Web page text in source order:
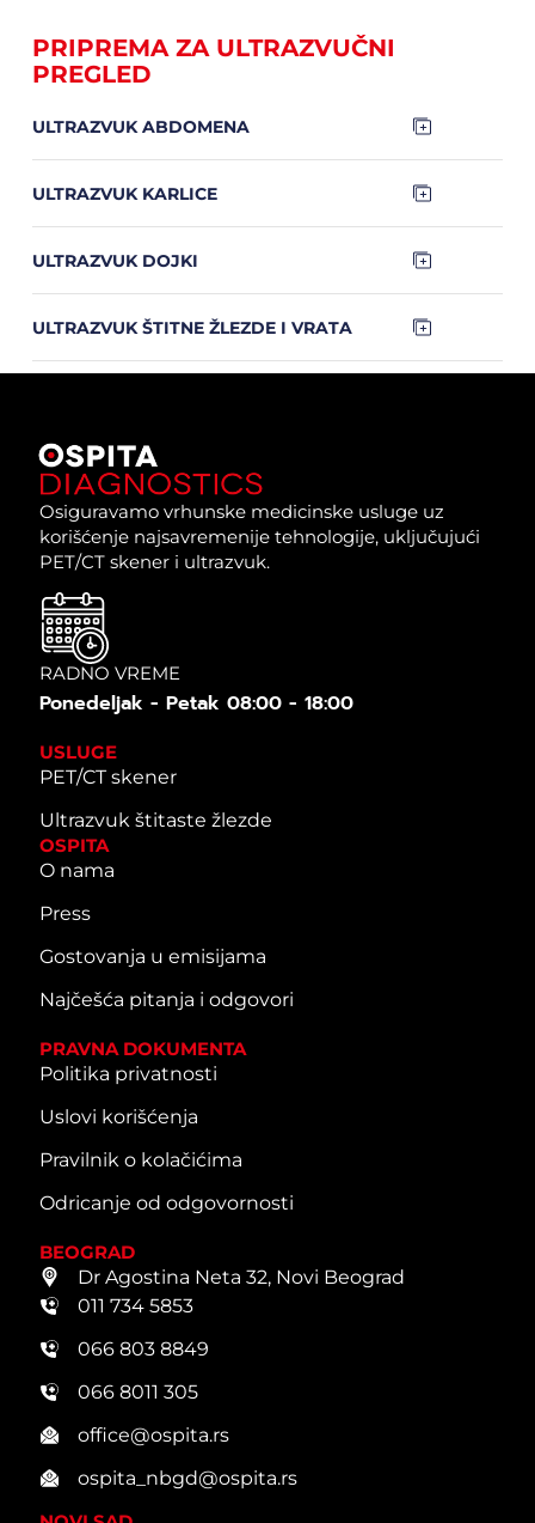
PRIPREMA ZA ULTRAZVUČNI
PREGLED
ULTRAZVUK ABDOMENA
ULTRAZVUK KARLICE
ULTRAZVUK DOJKI
ULTRAZVUK ŠTITNE ŽLEZDE I VRATA
Osiguravamo vrhunske medicinske usluge uz
korišćenje najsavremenije tehnologije, uključujući
PET/CT skener i ultrazvuk.
RADNO VREME
Ponedeljak - Petak 08:00 - 18:00
USLUGE
PET/CT skener
Ultrazvuk štitaste žlezde
OSPITA
O nama
Press
Gostovanja u emisijama
Najčešća pitanja i odgovori
PRAVNA DOKUMENTA
Politika privatnosti
Uslovi korišćenja
Pravilnik o kolačićima
Odricanje od odgovornosti
BEOGRAD
Dr Agostina Neta 32, Novi Beograd
011 734 5853
066 803 8849
066 8011 305
office@ospita.rs
ospita_nbgd@ospita.rs